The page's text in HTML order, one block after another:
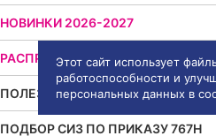
Этот сайт использует
работоспособности и
персональных данных в
НОВИНКИ 2026-2027
РАСПРОДАЖА(СКАЧАТЬ PDF)
ПОЛЕЗНАЯ ИНФОРМАЦИЯ
ПОДБОР СИЗ ПО ПРИКАЗУ 767Н